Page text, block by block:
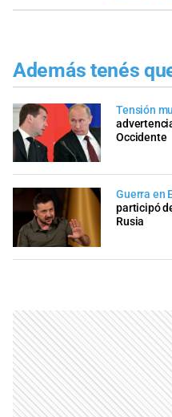
Además tenés
Tensión
Occidente
Guerra en
participó
Rusia